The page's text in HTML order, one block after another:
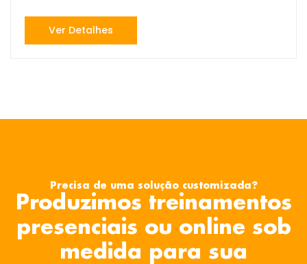
Ver Detalhes
Precisa de uma solução customizada?
Produzimos treinamentos
presenciais ou online sob
medida para sua